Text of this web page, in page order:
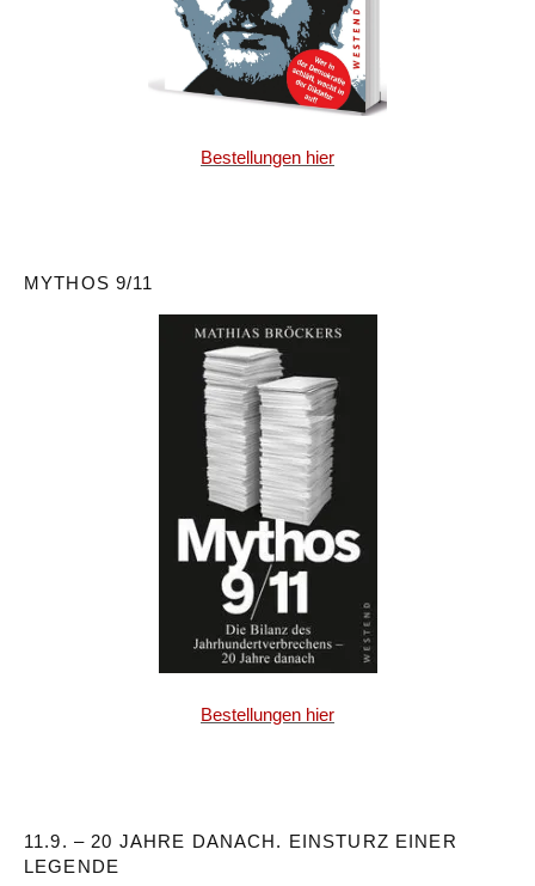
Bestellungen hier
MYTHOS 9/11
Bestellungen hier
11.9. – 20 JAHRE DANACH. EINSTURZ EINER
LEGENDE